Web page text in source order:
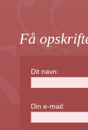
Få
Dit navn:
Din e-mail: